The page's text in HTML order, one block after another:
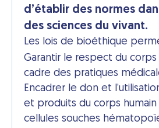
d’établir des normes
des sciences du vivant.
Les lois de bioéthique
Garantir le respect du corps
cadre des pratiques
Encadrer le don et
et produits du corps humain
cellules souches